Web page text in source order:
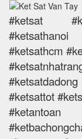
#ketsat
#ketsathcm
#ketsattot